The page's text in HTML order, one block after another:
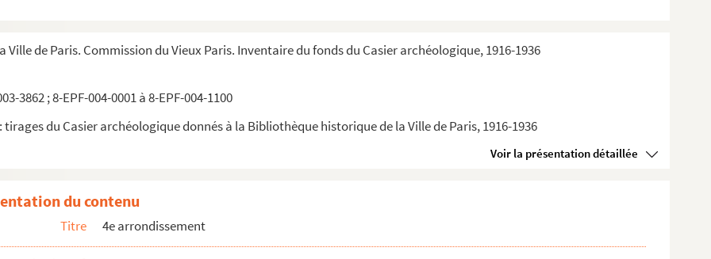
de Paris. Commission du Vieux Paris. Inventaire du fonds du Casier archéologique, 1916-1936
3862 ; 8-EPF-004-0001 à 8-EPF-004-1100
tirages du Casier archéologique donnés à la Bibliothèque historique de la Ville de Paris, 1916-1936
Voir la présentation détaillée
du contenu
Titre 4e arrondissement